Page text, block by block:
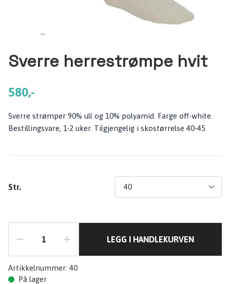
Sverre herrestrømpe hvit
580,-
Sverre strømper 90% ull og 10% polyamid. Farge off-white.
Bestillingsvare, 1-2 uker. Tilgjengelig i skostørrelse 40-45.
Str.
LEGG I HANDLEKURVEN
Artikkelnummer:40
På lager